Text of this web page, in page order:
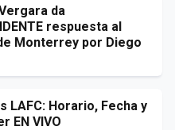
da
respuesta al
Monterrey por Diego
LAFC: Horario, Fecha y
EN VIVO